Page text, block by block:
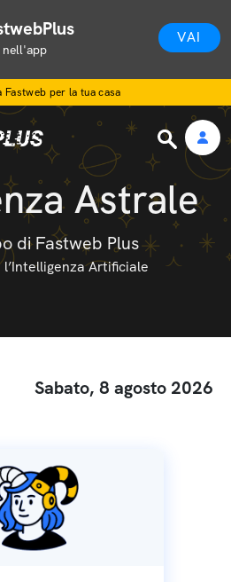
VAI
Fastweb per la tua casa
Astrale
di Fastweb Plus
Artificiale
Sabato, 8 agosto 2026